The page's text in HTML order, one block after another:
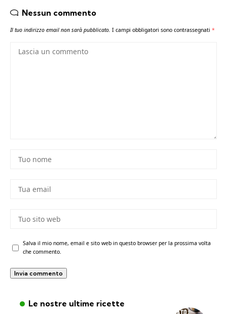
Nessun commento
Il tuo indirizzo email non sarà pubblicato. I campi obbligatori sono contrassegnati *
Salva il mio nome, email e sito web in questo browser per la prossima volta
che commento.
Le nostre ultime ricette